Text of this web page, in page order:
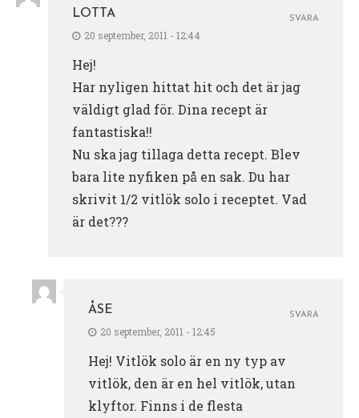
LOTTA
20 september, 2011 - 12:44
Hej!
Har nyligen hittat hit och det är jag
väldigt glad för. Dina recept är
fantastiska!!
Nu ska jag tillaga detta recept. Blev
bara lite nyfiken på en sak. Du har
skrivit 1/2 vitlök solo i receptet. Vad
är det???
SVARA
ÅSE
20 september, 2011 - 12:45
Hej! Vitlök solo är en ny typ av
vitlök, den är en hel vitlök, utan
klyftor. Finns i de flesta
SVARA